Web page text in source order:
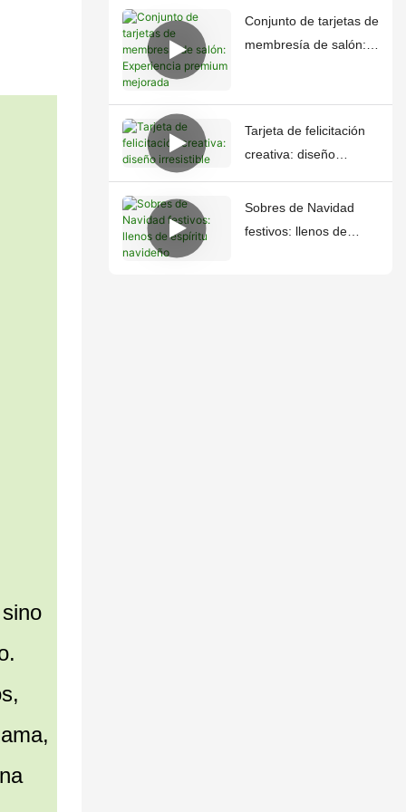
Conjunto de tarjetas de
membresía de salón:
Tarjeta de felicitación
creativa: diseño
irresistible
Sobres de Navidad
festivos: llenos de